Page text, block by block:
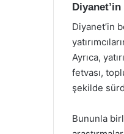
Diyanet’in
Diyanet’in
Ayrıca,
fetvası,
şekilde
Bununla